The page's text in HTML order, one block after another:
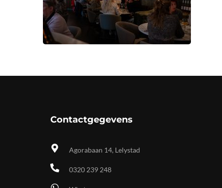
Contactgegevens
Agorabaan 14, Lelystad
0320 239 248